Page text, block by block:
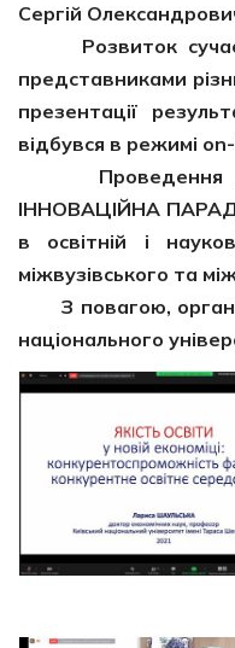
Сергій
Розвиток
представниками
презентації
відбувся в режимі
Проведення І
ІННОВАЦІЙНА
в освітній і
міжвузівського та
З повагою,
національного